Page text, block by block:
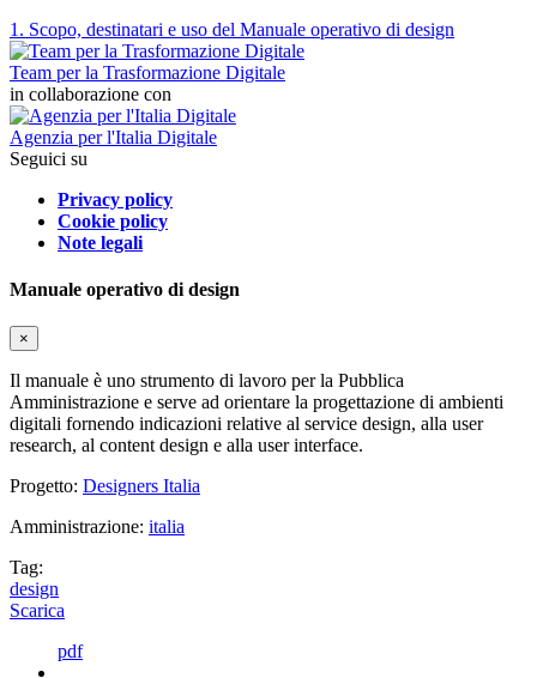
1. Scopo, destinatari e uso del Manuale operativo di design
Team per la Trasformazione Digitale
in collaborazione con
Agenzia per l'Italia Digitale
Seguici su
Privacy policy
Cookie policy
Note legali
Manuale operativo di design
×
Il manuale è uno strumento di lavoro per la Pubblica
Amministrazione e serve ad orientare la progettazione di ambienti
digitali fornendo indicazioni relative al service design, alla user
research, al content design e alla user interface.
Progetto: Designers Italia
Amministrazione: italia
Tag:
design
Scarica
pdf